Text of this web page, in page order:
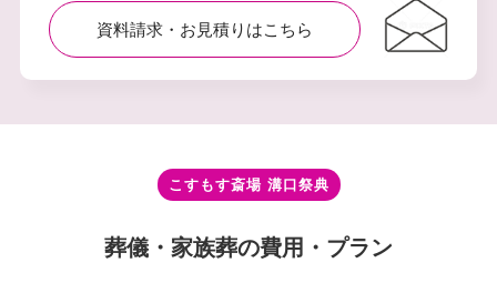
資料請求・お⾒積りはこちら
こすもす斎場 溝⼝祭典
葬儀・家族葬の費⽤・プラン